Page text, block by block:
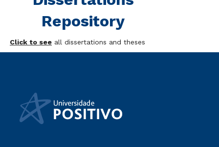
Repository
Click to see all dissertations and theses